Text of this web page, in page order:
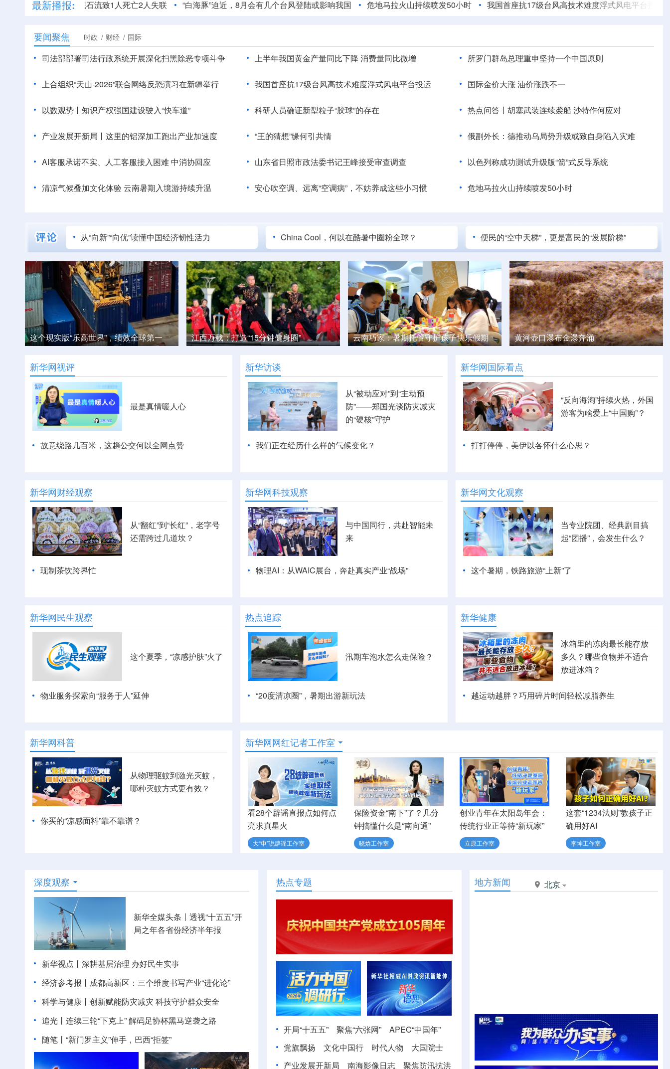
最新播报:
强降雨突发泥石流致1人死亡2人失联 “白海豚”迫近，8月会有几个台风登陆或影响我国 危地马拉火山持续喷发50小时 我国首座抗17级台风高技术难度浮式风电平台投运
要闻聚焦 时政 财经 国际
司法部部署司法行政系统开展深化扫黑除恶专项斗争
上合组织“天山-2026”联合网络反恐演习在新疆举行
以数观势丨知识产权强国建设驶入“快车道”
产业发展开新局丨 这里的铝深加工跑出产业加速度
AI客服承诺不实、人工客服接入困难 中消协回应
清凉气候叠加文化体验 云南暑期入境游持续升温
上半年我国黄金产量同比下降 消费量同比微增
我国首座抗17级台风高技术难度浮式风电平台投运
科研人员确证新型粒子“胶球”的存在
“王的猜想”缘何引共情
山东省日照市政法委书记王峰接受审查调查
安心吹空调、远离“空调病”，不妨养成这些小习惯
所罗门群岛总理重申坚持一个中国原则
国际金价大涨 油价涨跌不一
热点问答丨胡塞武装连续袭船 沙特作何应对
俄副外长：德推动乌局势升级或致自身陷入灾难
以色列称成功测试升级版“箭”式反导系统
危地马拉火山持续喷发50小时
从“向新”“向优”读懂中国经济韧性活力 China Cool，何以在酷暑中圈粉全球？ 便民的“空中天梯”，更是富民的“发展阶梯”
江西万载：打造“15分钟健身圈” 云南巧家：暑期托管守护孩子快乐假期 黄河壶口瀑布金瀑奔涌 奥地利气温创新高
新华网视评
最是真情暖人心
故意绕路几百米，这趟公交何以全网点赞
新华访谈
从“被动应对”到“主动预
防”——郑国光谈防灾减灾
的“硬核”守护
我们正在经历什么样的气候变化？
新华网国际看点
“反向海淘”持续火热，外国
游客为啥爱上“中国购”？
打打停停，美伊以各怀什么心思？
新华网财经观察
从“翻红”到“长红”，老字号
还需跨过几道坎？
现制茶饮跨界忙
新华网科技观察
与中国同行，共赴智能未
来
物理AI：从WAIC展台，奔赴真实产业“战场”
新华网文化观察
当专业院团、经典剧目搞
起“团播”，会发生什么？
这个暑期，铁路旅游“上新”了
新华网民生观察
这个夏季，“凉感护肤”火了
物业服务探索向“服务于人”延伸
热点追踪
汛期车泡水怎么走保险？
“20度清凉圈”，暑期出游新玩法
新华健康
冰箱里的冻肉最长能存放
多久？哪些食物并不适合
放进冰箱？
越运动越胖？巧用碎片时间轻松减脂养生
新华网科普
从物理驱蚊到激光灭蚊，
哪种灭蚊方式更有效？
你买的“凉感面料”靠不靠谱？
新华网网红记者工作室
看28个辟谣直报点如何点
亮求真星火
大“申”说辟谣工作室
保险资金“南下”了？几分
钟搞懂什么是“南向通”
晓焓工作室
创业青年在太阳岛年会：
传统行业正等待“新玩家”
立原工作室
这套“1234法则”教孩子正
确用好AI
李坤工作室
深度观察
新华全媒头条丨 透视“十五五”开
局之年各省份经济半年报
新华视点丨 深耕基层治理 办好民生实事
经济参考报丨 成都高新区：三个维度书写产业“进化论”
科学与健康丨创新赋能防灾减灾 科技守护群众安全
追光丨 连续三轮“下克上” 解码足协杯黑马逆袭之路
随笔丨“新门罗主义”伸手，巴西“拒签”
热点专题
开局“十五五” 聚焦“六张网”
APEC“中国年”
党旗飘扬
文化中国行 时代人物
大国院士
产业发展开新局
南海影像日志 聚焦防汛抗洪
地方新闻 北京